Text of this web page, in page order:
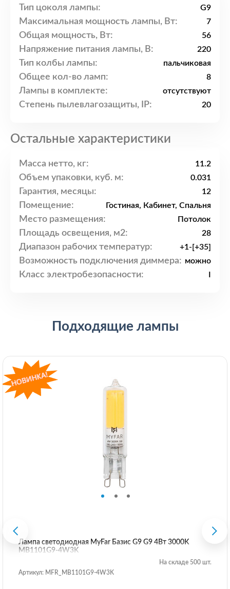
Тип цоколя лампы: G9
Максимальная мощность лампы, Вт: 7
Общая мощность, Вт: 56
Напряжение питания лампы, В: 220
Тип колбы лампы: пальчиковая
Общее кол-во ламп: 8
Лампы в комплекте: отсутствуют
Степень пылевлагозащиты, IP: 20
Остальные характеристики
Масса нетто, кг: 11.2
Объем упаковки, куб. м: 0.031
Гарантия, месяцы: 12
Помещение: Гостиная, Кабинет, Спальня
Место размещения: Потолок
Площадь освещения, м2: 28
Диапазон рабочих температур: +1-[+35]
Возможность подключения диммера: можно
Класс электробезопасности:
Подходящие лампы
Лампа светодиодная MyFar Базис G9 G9 4Вт 3000K
MB1101G9-4W3K
На складе 500 шт.
Артикул: MFR_MB1101G9-4W3K